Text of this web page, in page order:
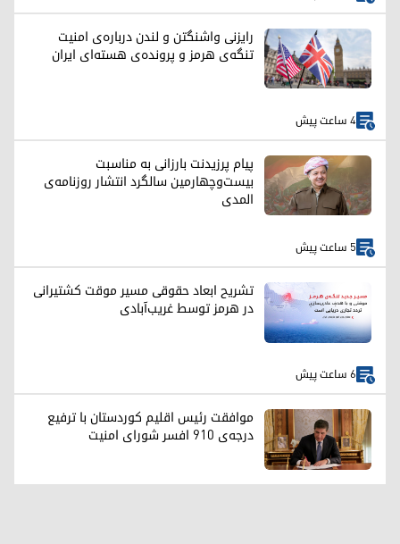
رایزنی واشنگتن و لندن درباره‌ی امنیت
تنگه‌ی هرمز و پرونده‌ی هسته‌ای ایران
4 ساعت پیش
پیام پرزیدنت بارزانی به مناسبت
بیست‌وچهارمین سالگرد انتشار روزنامه‌ی
المدی
5 ساعت پیش
تشریح ابعاد حقوقی مسیر موقت کشتیرانی
در هرمز توسط غریب‌آبادی
6 ساعت پیش
موافقت رئیس اقلیم کوردستان با ترفیع
درجه‌ی ۹۱۰ افسر شورای امنیت